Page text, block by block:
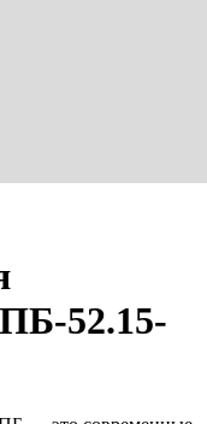
52.15-